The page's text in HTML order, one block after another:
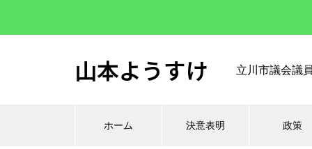
山本ようすけ 立川市議会議
ホーム 決意表明 政策